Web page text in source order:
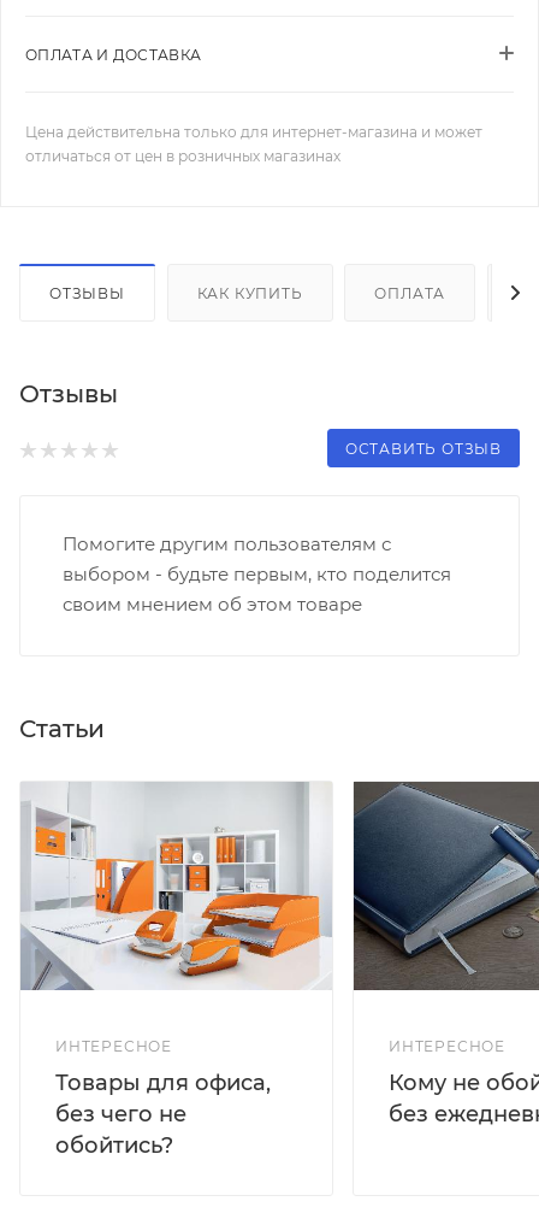
ОПЛАТА И ДОСТАВКА
Цена действительна только для интернет-магазина и может
отличаться от цен в розничных магазинах
ОТЗЫВЫ КАК КУПИТЬ ОПЛАТА
Отзывы
ОСТАВИТЬ ОТЗЫВ
Помогите другим пользователям с
выбором - будьте первым, кто поделится
своим мнением об этом товаре
Статьи
ИНТЕРЕСНОЕ
Товары для офиса,
без чего не
обойтись?
ИНТЕРЕСНОЕ
Кому не
без